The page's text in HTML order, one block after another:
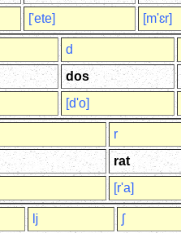
['ete] [m'ɛr]
d
dos
[d'o]
r
rat
[r'a]
ǉ ʃ